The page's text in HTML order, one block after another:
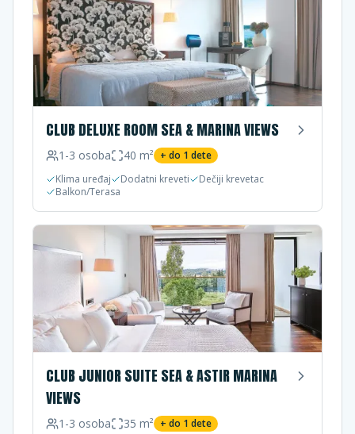
CLUB DELUXE ROOM SEA & MARINA VIEWS
1-3 osoba 40 m² + do 1 dete
Klima uređaj
Dodatni kreveti
Dečiji krevetac
Balkon/Terasa
CLUB JUNIOR SUITE SEA & ASTIR MARINA
VIEWS
1-3 osoba 35 m² + do 1 dete